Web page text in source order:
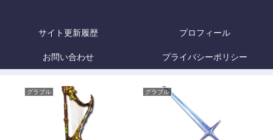
サイト更新履歴 プロフィール
お問い合わせ プライバシーポリシー
グラブル グラブル